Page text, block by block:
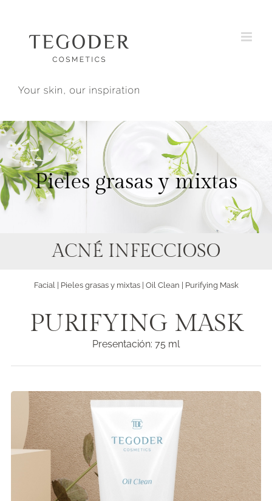
Pieles grasas y mixtas
ACNÉ INFECCIOSO
Facial | Pieles grasas y mixtas| Oil Clean | Purifying Mask
PURIFYING MASK
Presentación: 75 ml